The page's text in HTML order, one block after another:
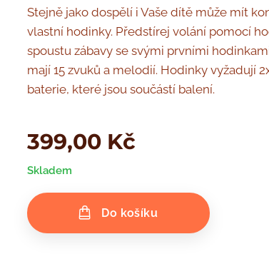
Stejně jako dospělí i Vaše dítě může mít
vlastní hodinky. Předstírej volání pomocí
spoustu zábavy se svými prvními
mají 15 zvuků a melodií. Hodinky vyžadují
baterie, které jsou součástí balení.
399,00 Kč
Skladem
Do košíku